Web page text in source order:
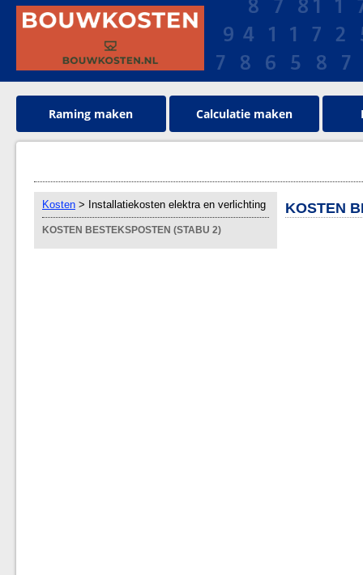
Raming maken Calculatie maken
Kosten > Installatiekosten elektra en verlichting
KOSTEN BESTEKSPOSTEN (STABU 2)
KOSTEN